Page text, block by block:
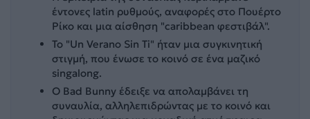
έντονες latin ρυθμούς, αναφορές στο Πουέρτο
Ρίκο και μια αίσθηση "caribbean φεστιβάλ".
Το "Un Verano Sin Ti" ήταν μια συγκινητική
στιγμή, που ένωσε το κοινό σε ένα μαζικό
singalong.
Ο Bad Bunny έδειξε να απολαμβάνει τη
συναυλία, αλληλεπιδρώντας με το κοινό και